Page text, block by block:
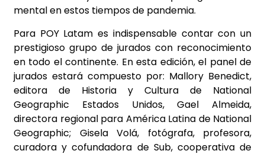
mental en estos tiempos de pandemia.
Para POY Latam es indispensable contar con un
prestigioso grupo de jurados con reconocimiento
en todo el continente. En esta edición, el panel de
jurados estará compuesto por: Mallory Benedict,
editora de Historia y Cultura de National
Geographic Estados Unidos, Gael Almeida,
directora regional para América Latina de National
Geographic; Gisela Volá, fotógrafa, profesora,
curadora y cofundadora de Sub, cooperativa de